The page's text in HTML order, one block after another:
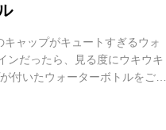
ャップがキュートすぎるウォ
ンだったら、見る度にウキウキ
付いたウォーターボトルをご紹
がゴージャスな「THE 500